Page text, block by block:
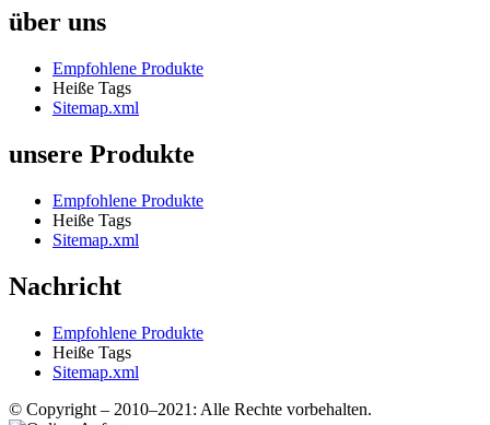
über uns
Empfohlene Produkte
Heiße Tags
Sitemap.xml
unsere Produkte
Empfohlene Produkte
Heiße Tags
Sitemap.xml
Nachricht
Empfohlene Produkte
Heiße Tags
Sitemap.xml
© Copyright – 2010–2021: Alle Rechte vorbehalten.